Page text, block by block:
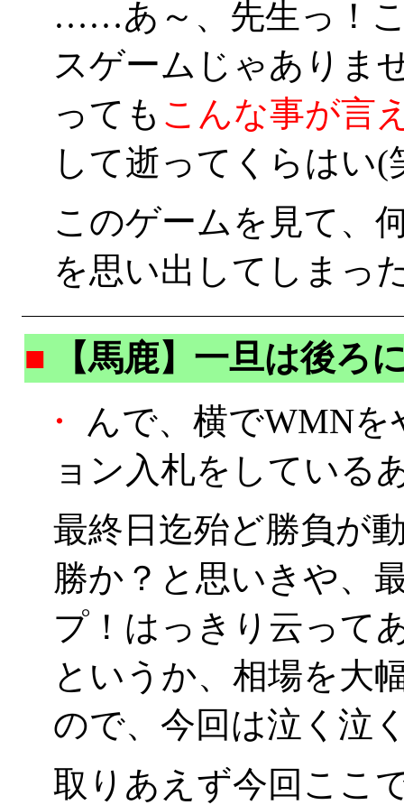
……あ～、先生っ！
スゲームじゃありま
っても こんな事が言
して逝ってくらはい(
このゲームを見て、
を思い出してしまっ
■
【馬鹿】一旦は後ろ
・
んで、横でWMN
ョン入札をしている
最終日迄殆ど勝負が
勝か？と思いきや、
プ！はっきり云っ
というか、相場を大
ので、今回は泣く泣
取りあえず今回ここ